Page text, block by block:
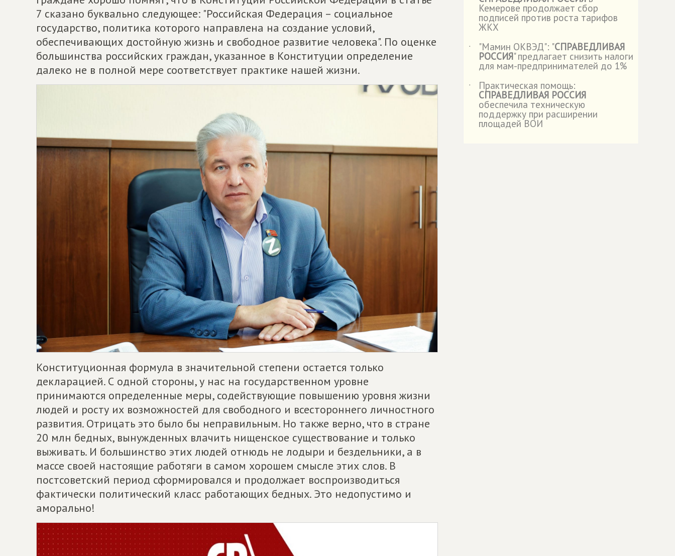
7 сказано буквально следующее: "Российская Федерация – социальное
государство, политика которого направлена на создание условий,
обеспечивающих достойную жизнь и свободное развитие человека". По оценке
большинства российских граждан, указанное в Конституции определение
далеко не в полной мере соответствует практике нашей жизни.
Конституционная формула в значительной степени остается только
декларацией. С одной стороны, у нас на государственном уровне
принимаются определенные меры, содействующие повышению уровня жизни
людей и росту их возможностей для свободного и всестороннего личностного
развития. Отрицать это было бы неправильным. Но также верно, что в стране
20 млн бедных, вынужденных влачить нищенское существование и только
выживать. И большинство этих людей отнюдь не лодыри и бездельники, а в
массе своей настоящие работяги в самом хорошем смысле этих слов. В
постсоветский период сформировался и продолжает воспроизводиться
фактически политический класс работающих бедных. Это недопустимо и
аморально!
Кемерове продолжает сбор
подписей против роста тарифов
ЖКХ
˙
"Мамин ОКВЭД": "СПРАВЕДЛИВАЯ
РОССИЯ" предлагает снизить налоги
для мам-предпринимателей до 1%
˙
Практическая помощь:
СПРАВЕДЛИВАЯ РОССИЯ
обеспечила техническую
поддержку при расширении
площадей ВОИ